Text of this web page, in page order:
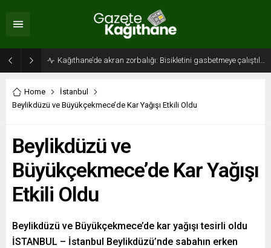
Home
İstanbul
Beylikdüzü ve Büyükçekmece’de Kar Yağışı Etkili Oldu
Beylikdüzü ve
Büyükçekmece’de Kar Yağışı
Etkili Oldu
Beylikdüzü ve Büyükçekmece’de kar yağışı tesirli oldu
İSTANBUL – İstanbul Beylikdüzü’nde sabahın erken